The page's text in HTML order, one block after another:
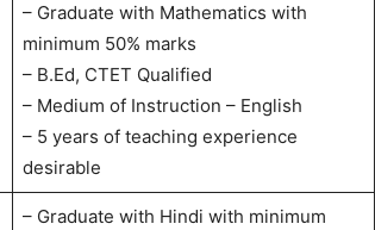
– Graduate with Mathematics with
minimum 50% marks
– B.Ed, CTET Qualified
– Medium of Instruction – English
– 5 years of teaching experience
desirable
– Graduate with Hindi with minimum